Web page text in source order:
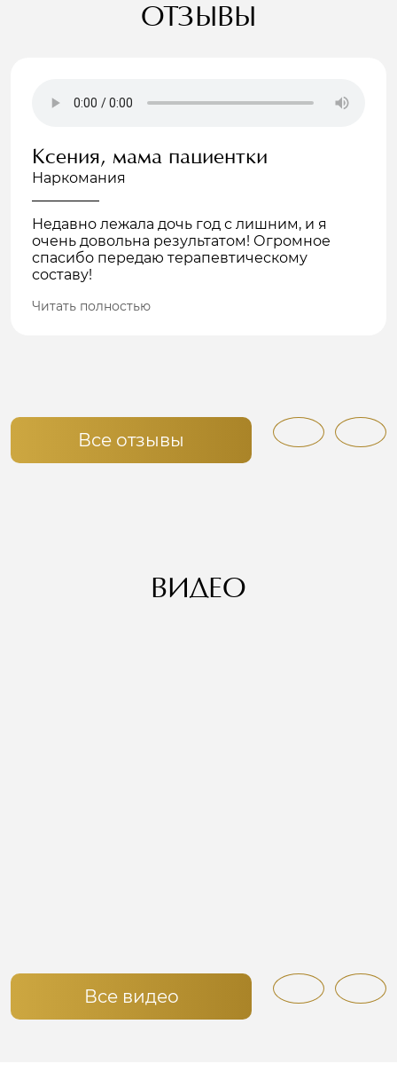
ОТЗЫВЫ
Ксения, мама пациентки
Наркомания
Недавно лежала дочь год с лишним, и я
очень довольна результатом! Огромное
спасибо передаю терапевтическому
составу!
Читать полностью
Все отзывы
ВИДЕО
Все видео